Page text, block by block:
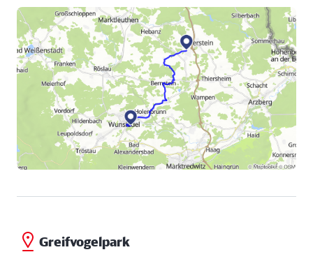
Greifvogelpark